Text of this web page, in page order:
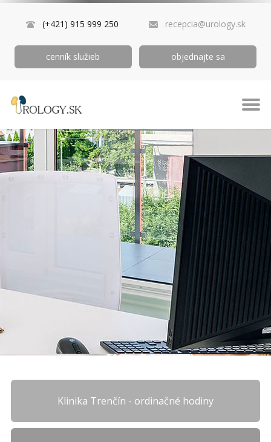
(+421) 915 999 250 recepcia@urology.sk
cenník služieb objednajte sa
Klinika Trenčín - ordinačné hodiny